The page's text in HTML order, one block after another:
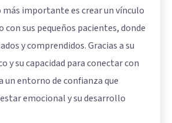
más importante es crear un vínculo
con sus pequeños pacientes, donde
y comprendidos. Gracias a su
y su capacidad para conectar con
un entorno de confianza que
emocional y su desarrollo